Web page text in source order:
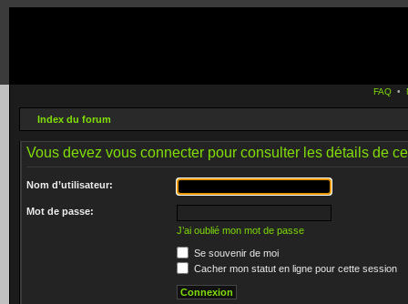
FAQ •
Index du forum
Vous devez vous connecter pour consulter les détails de
Nom d’utilisateur:
Mot de passe:
J’ai oublié mon mot de passe
Se souvenir de moi
Cacher mon statut en ligne pour cette session